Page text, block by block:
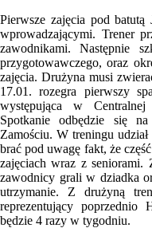
Pierwsze zajęcia pod batutą
wprowadzającymi. Trener
zawodnikami. Następnie
przygotowawczego, oraz
zajęcia. Drużyna musi
17.01. rozegra pierwszy
występująca w
Spotkanie odbędzie się
Zamościu. W treningu
brać pod uwagę fakt, że
zajęciach wraz z seniorami.
zawodnicy grali w dziadka
utrzymanie. Z drużyną
reprezentujący poprzednio
będzie 4 razy w tygodniu.